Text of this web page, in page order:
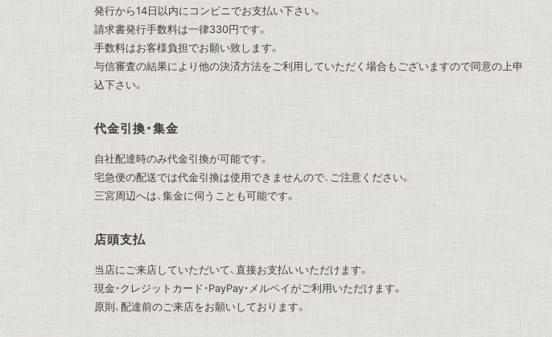
発行から14日以内にコンビニでお支払い下さい。
請求書発行手数料は一律330円です。
手数料はお客様負担でお願い致します。
与信審査の結果により他の決済方法をご利用していただく場合もございますので同意の上申
込下さい。
代金引換・集金
自社配達時のみ代金引換が可能です。
宅急便の配送では代金引換は使用できませんので、ご注意ください。
三宮周辺へは、集金に伺うことも可能です。
店頭支払
当店にご来店していただいて、直接お支払いいただけます。
現金・クレジットカード・PayPay・メルペイがご利用いただけます。
原則、配達前のご来店をお願いしております。